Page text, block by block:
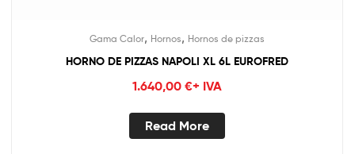
Gama Calor, Hornos, Hornos de pizzas
HORNO DE PIZZAS NAPOLI XL 6L EUROFRED
1.640,00 €+ IVA
Read More